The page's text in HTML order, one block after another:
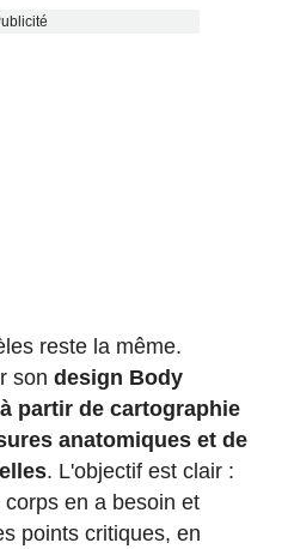
reste la même.
son design Body
partir de cartographie
anatomiques et de
. L'objectif est clair :
en a besoin et
points critiques, en